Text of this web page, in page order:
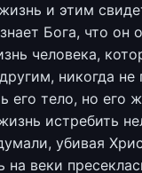
и этим
Бога, что он
человека,
никогда не
его тело, но его
истребить
убивая
на веки